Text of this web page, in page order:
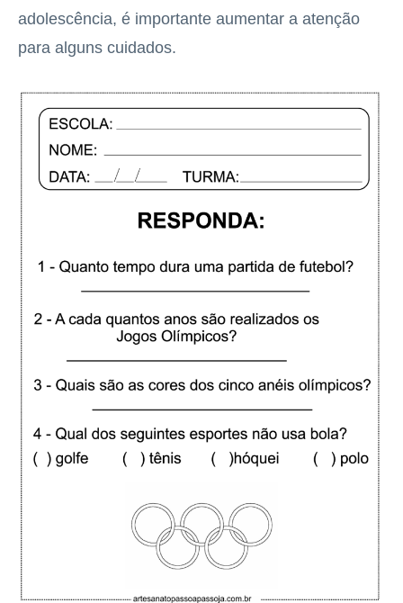
adolescência, é importante aumentar a atenção
para alguns cuidados.